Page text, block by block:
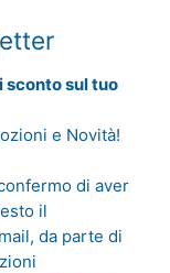
sconto sul tuo
e Novità!
di aver
il
da parte di